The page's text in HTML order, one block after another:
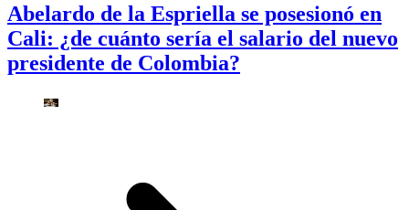
Abelardo de la Espriella se posesionó en
Cali: ¿de cuánto sería el salario del nuevo
presidente de Colombia?